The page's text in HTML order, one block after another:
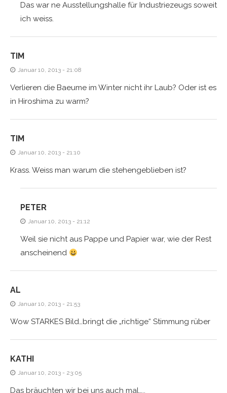
Das war ne Ausstellungshalle für Industriezeugs soweit
ich weiss.
TIM
Januar 10, 2013 - 21:08
Verlieren die Baeume im Winter nicht ihr Laub? Oder ist es
in Hiroshima zu warm?
TIM
Januar 10, 2013 - 21:10
Krass. Weiss man warum die stehengeblieben ist?
PETER
Januar 10, 2013 - 21:12
Weil sie nicht aus Pappe und Papier war, wie der Rest
anscheinend
AL
Januar 10, 2013 - 21:53
Wow STARKES Bild…bringt die „richtige“ Stimmung rüber
KATHI
Januar 10, 2013 - 23:05
Das bräuchten wir bei uns auch mal…..